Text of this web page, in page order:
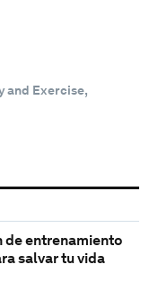
and Exercise,
de entrenamiento
salvar tu vida